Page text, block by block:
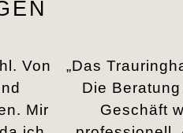
Von
Mir
„Das
Die
Geschäft